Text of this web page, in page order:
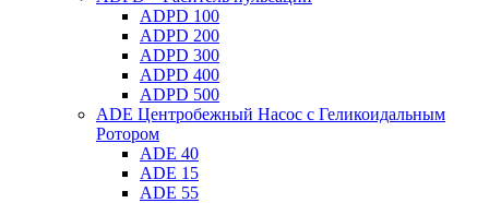
ADPD 100
ADPD 200
ADPD 300
ADPD 400
ADPD 500
ADE Центробежный Насос с Геликоидальным
Ротором
ADE 40
ADE 15
ADE 55